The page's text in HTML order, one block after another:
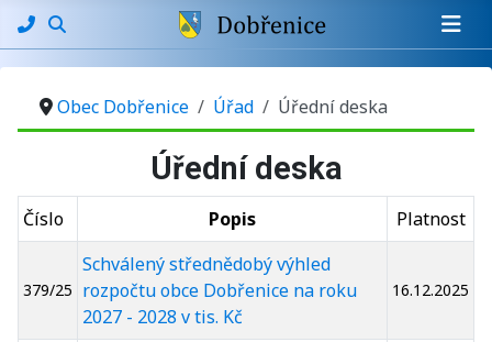
Obec Dobřenice Úřad Úřední deska
Úřední deska
Číslo Popis Platnost
379/25
Schválený střednědobý výhled
rozpočtu obce Dobřenice na roku
2027 - 2028 v tis. Kč
16.12.2025